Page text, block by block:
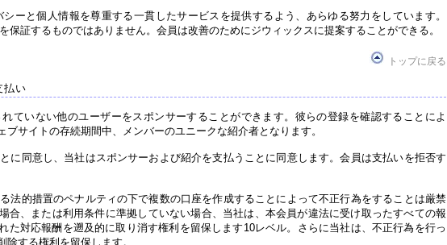
ーと個人情報を尊重する一貫したサービスを提供するよう、あらゆる努力をしています。
保証するものではありません。会員は改善のためにジウィックスに提案することができる。
トップに戻る
払い
ていない他のユーザーをスポンサーすることができます。彼らの登録を確認することによ
ブサイトの存続期間中、メンバーのユニークな紹介者となります。
に同意し、当社はスポンサーおよび紹介を支払うことに同意します。会員は支払いを拒否す
法的措置のペナルティの下で複数の口座を作成することによって不正行為をすることは厳禁
合、または利用条件に準拠していない場合、当社は、本会員が違法に受け取ったすべての報
た対応報酬を遡及的に取り消す権利を留保します10レベル。さらに当社は、不正行為を行っ
する権利を留保します。